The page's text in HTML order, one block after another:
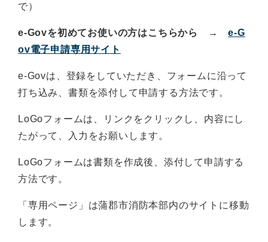
で）
e-Govを初めてお使いの方はこちらから →e-G
ov電子申請専用サイト
e-Govは、登録をしていただき、フォームに沿って
打ち込み、書類を添付して申請する方法です。
LoGoフォームは、リンクをクリックし、内容にし
たがって、入力をお願いします。
LoGoフォームは書類を作成後、添付して申請する
方法です。
「専用ページ」は蒲郡市消防本部内のサイトに移動
します。